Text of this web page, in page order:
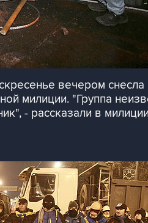
вечером
милиции. "Группа
- рассказали в